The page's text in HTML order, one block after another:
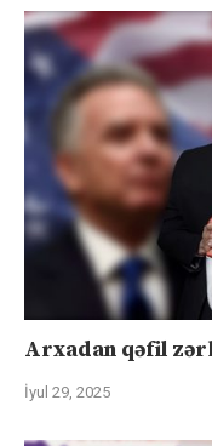
Arxadan qəfil
İyul 29, 2025